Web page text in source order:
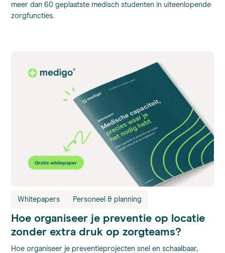
meer dan 60 geplaatste medisch studenten in uiteenlopende
zorgfuncties.
Whitepapers Personeel & planning
Hoe organiseer je preventie op locatie
zonder extra druk op zorgteams?
Hoe organiseer je preventieprojecten snel en schaalbaar,